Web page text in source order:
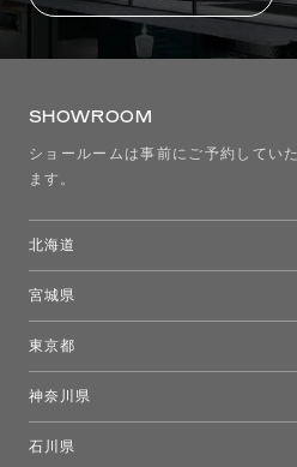
SHOWROOM
ショールームは事前にご予約してい
ます。
北海道
宮城県
東京都
モーイ東京
神奈川県
石川県